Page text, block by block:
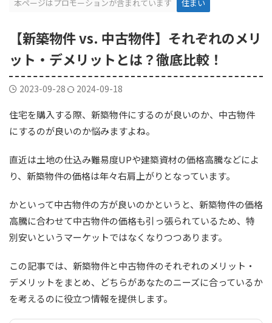
本ページはプロモーションが含まれています
住まい
【新築物件 vs. 中古物件】それぞれのメリ
ット・デメリットとは？徹底比較！
2023-09-28 2024-09-18
住宅を購入する際、新築物件にするのが良いのか、中古物件
にするのが良いのか悩みますよね。
直近は土地の仕込み難易度UPや建築資材の価格高騰などによ
り、新築物件の価格は年々右肩上がりとなっています。
かといって中古物件の方が良いのかというと、新築物件の価格
高騰に合わせて中古物件の価格も引っ張られているため、特
別安いというマーケットではなくなりつつあります。
この記事では、新築物件と中古物件のそれぞれのメリット・
デメリットをまとめ、どちらがあなたのニーズに合っているか
を考えるのに役立つ情報を提供します。